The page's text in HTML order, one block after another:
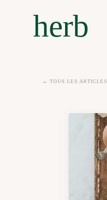
herb
← TOUS LES ARTICLES